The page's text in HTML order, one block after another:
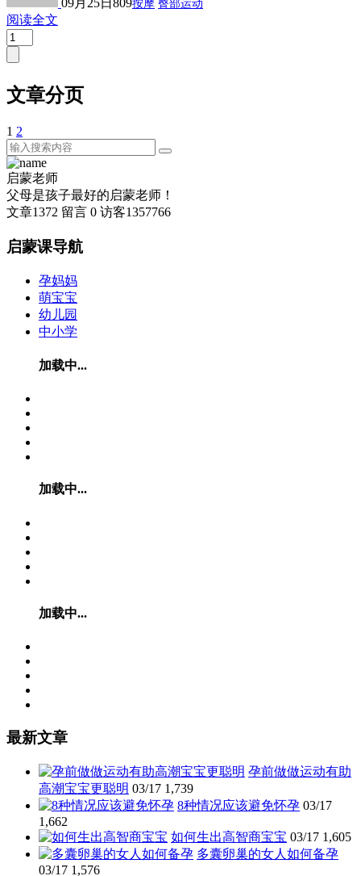
09月25日 809按摩 臀部运动
阅读全文
文章分页
1 2
启蒙老师
父母是孩子最好的启蒙老师！
文章1372 留言 0 访客1357766
启蒙课导航
孕妈妈
萌宝宝
幼儿园
中小学
加载中...
加载中...
加载中...
最新文章
孕前做做运动有助
高潮宝宝更聪明 03/17 1,739
8种情况应该避免怀孕 03/17
1,662
如何生出高智商宝宝 03/17 1,605
多囊卵巢的女人如何备孕
03/17 1,576